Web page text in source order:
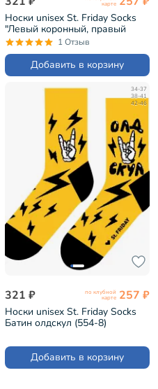
карте
Носки unisex St. Friday Socks
"Левый коронный, правый
похоронный" (523-19)
1 Отзыв
Добавить в корзину
34-37
38-41
42-46
321 ₽ по клубной
карте 257 ₽
Носки unisex St. Friday Socks
Батин олдскул (554-8)
Добавить в корзину